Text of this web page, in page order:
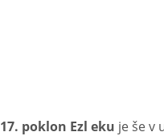
17. poklon Ezl eku je še v